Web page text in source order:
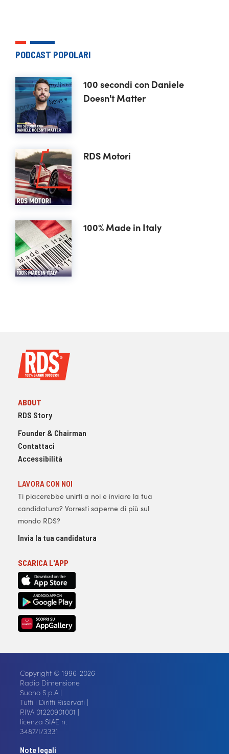
PODCAST POPOLARI
100 secondi con Daniele
Doesn't Matter
RDS Motori
100% Made in Italy
ABOUT
RDS Story
Founder & Chairman
Contattaci
Accessibilità
LAVORA CON NOI
Ti piacerebbe unirti a noi e inviare la tua
candidatura? Vorresti saperne di più sul
mondo RDS?
Invia la tua candidatura
SCARICA L'APP
Copyright © 1996-2026
Radio Dimensione
Suono S.p.A |
Tutti i Diritti Riservati |
P.IVA 01220901001 |
licenza SIAE n.
3487/I/3331
Note legali